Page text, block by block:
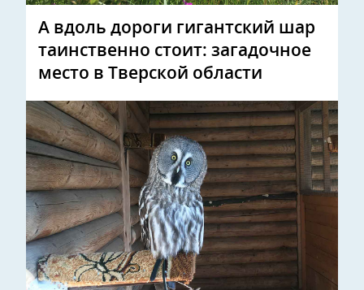
А вдоль дороги гигантский шар
таинственно стоит: загадочное
место в Тверской области